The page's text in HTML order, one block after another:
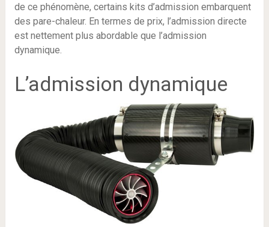
de ce phénomène, certains kits d’admission embarquent
des pare-chaleur. En termes de prix, l’admission directe
est nettement plus abordable que l’admission
dynamique.
L’admission dynamique